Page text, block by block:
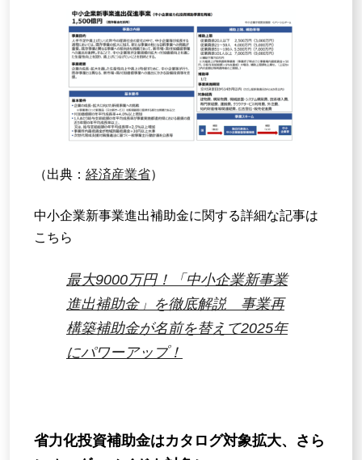
（出典： 経済産業省）
中小企業新事業進出補助金に関する詳細な記事は
こちら
最大9000万円！「中小企業新事業
進出補助金」を徹底解説 事業再
構築補助金が名前を替えて2025年
にパワーアップ！
省力化投資補助金はカタログ対象拡大、さら